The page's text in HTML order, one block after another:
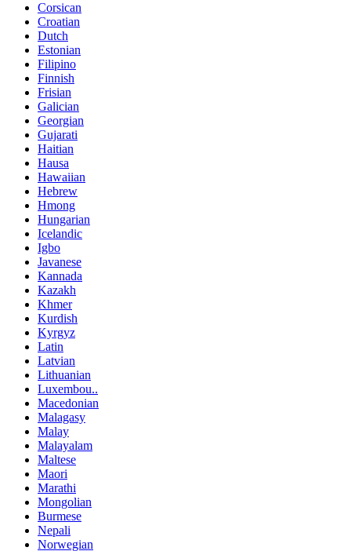
Corsican
Croatian
Dutch
Estonian
Filipino
Finnish
Frisian
Galician
Georgian
Gujarati
Haitian
Hausa
Hawaiian
Hebrew
Hmong
Hungarian
Icelandic
Igbo
Javanese
Kannada
Kazakh
Khmer
Kurdish
Kyrgyz
Latin
Latvian
Lithuanian
Luxembou..
Macedonian
Malagasy
Malay
Malayalam
Maltese
Maori
Marathi
Mongolian
Burmese
Nepali
Norwegian